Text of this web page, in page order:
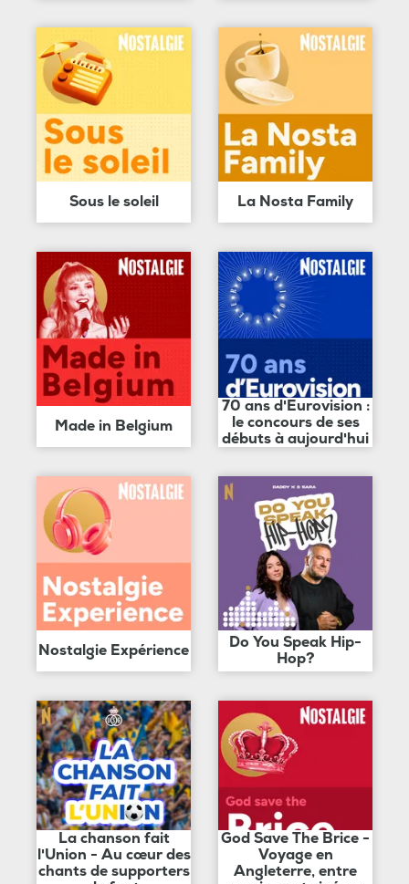
Sous le soleil La Nosta Family
Made in Belgium
70 ans d'Eurovision :
le concours de ses
débuts à aujourd'hui
Nostalgie Expérience
Do You Speak Hip-
Hop?
La chanson fait
l'Union - Au cœur des
chants de supporters
God Save The Brice -
Voyage en
Angleterre, entre